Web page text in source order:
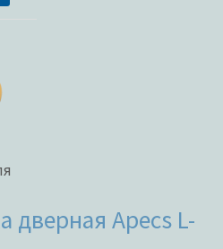
дверная Apecs L-